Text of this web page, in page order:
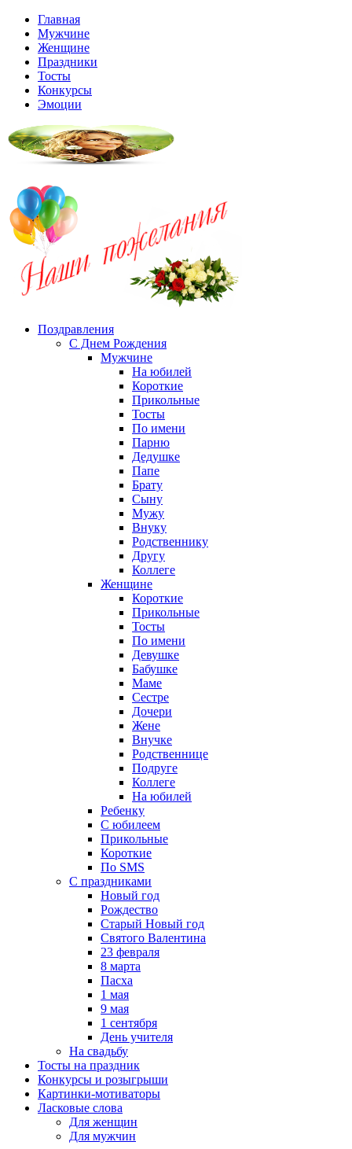
Главная
Мужчине
Женщине
Праздники
Тосты
Конкурсы
Эмоции
Поздравления
С Днем Рождения
Мужчине
На юбилей
Короткие
Прикольные
Тосты
По имени
Парню
Дедушке
Папе
Брату
Сыну
Мужу
Внуку
Родственнику
Другу
Коллеге
Женщине
Короткие
Прикольные
Тосты
По имени
Девушке
Бабушке
Маме
Сестре
Дочери
Жене
Внучке
Родственнице
Подруге
Коллеге
На юбилей
Ребенку
С юбилеем
Прикольные
Короткие
По SMS
С праздниками
Новый год
Рождество
Старый Новый год
Святого Валентина
23 февраля
8 марта
Пасха
1 мая
9 мая
1 сентября
День учителя
На свадьбу
Тосты на праздник
Конкурсы и розыгрыши
Картинки-мотиваторы
Ласковые слова
Для женщин
Для мужчин